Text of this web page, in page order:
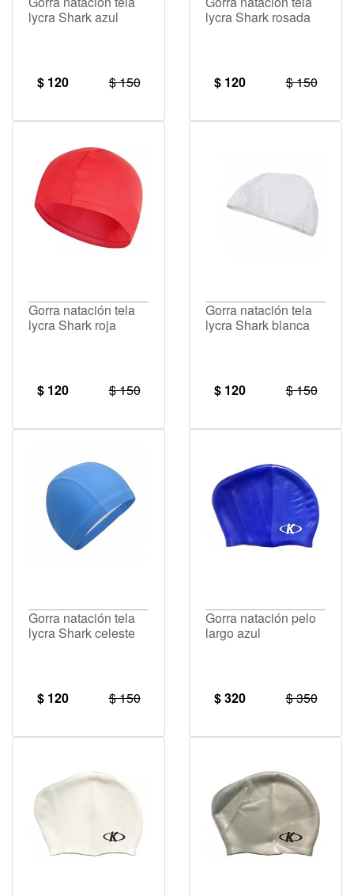
lycra Shark azul
$ 120 $ 150
lycra Shark rosada
$ 120 $ 150
Gorra natación tela
lycra Shark roja
$ 120 $ 150
Gorra natación tela
lycra Shark blanca
$ 120 $ 150
Gorra natación tela
lycra Shark celeste
$ 120 $ 150
Gorra natación pelo
largo azul
$ 320 $ 350